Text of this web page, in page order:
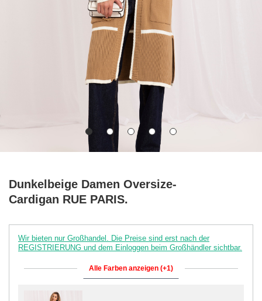
Dunkelbeige Damen Oversize-
Cardigan RUE PARIS.
Wir bieten nur Großhandel. Die Preise sind erst nach der
REGISTRIERUNG und dem Einloggen beim Großhändler sichtbar.
Alle Farben anzeigen (+1)